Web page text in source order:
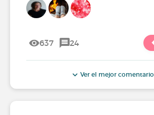
637 24
Ver el mejor comentario